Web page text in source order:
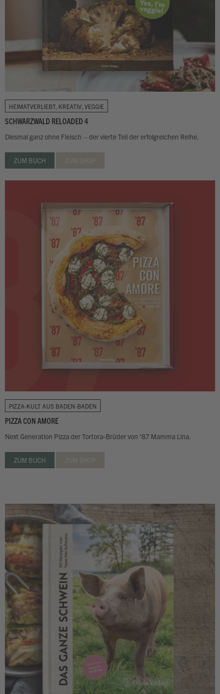
HEIMATVERLIEBT, KREATIV, VEGGIE
SCHWARZWALD RELOADED 4
Diesmal ganz ohne Fleisch – der vierte Teil der erfolgreichen Reihe.
ZUM BUCH
PIZZA-KULT AUS BADEN-BADEN
PIZZA CON AMORE
Next Generation Pizza der Tortora-Brüder von '87 Mamma Lina.
ZUM BUCH